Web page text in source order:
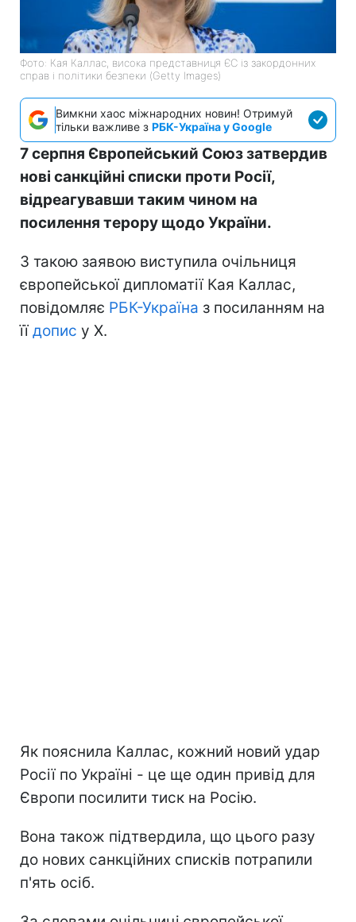
Фото: Кая Каллас, висока представниця ЄС із закордонних
справ і політики безпеки (Getty Images)
Вимкни хаос міжнародних новин! Отримуй
тільки важливе з РБК-Україна у Google
7 серпня Європейський Союз затвердив
нові санкційні списки проти Росії,
відреагувавши таким чином на
посилення терору щодо України.
З такою заявою виступила очільниця
європейської дипломатії Кая Каллас,
повідомляє РБК-Україна з посиланням на
їїдопис у Х.
Як пояснила Каллас, кожний новий удар
Росії по Україні - це ще один привід для
Європи посилити тиск на Росію.
Вона також підтвердила, що цього разу
до нових санкційних списків потрапили
п'ять осіб.